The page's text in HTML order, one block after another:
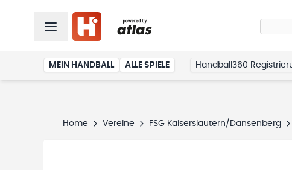
MEIN HANDBALL ALLE SPIELE Handball360
Home Vereine FSG Kaiserslautern/Dansenberg